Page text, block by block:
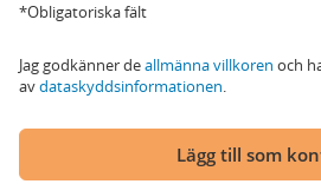
*Obligatoriska fält
Jag godkänner deallmänna villkoren och
avdataskyddsinformationen.
Lägg till som